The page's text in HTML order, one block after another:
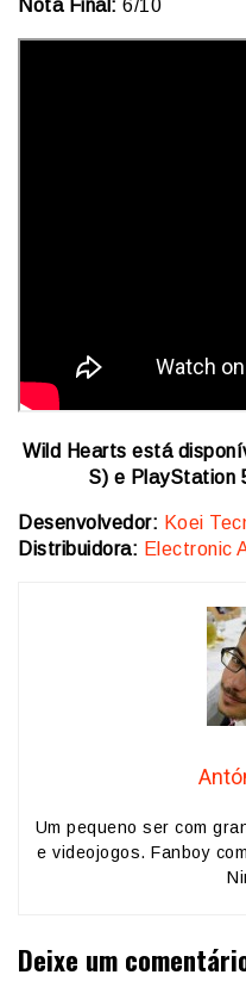
Nota Final: 6/10
Wild Hearts está
S) e PlayStation
Desenvolvedor: Koei
Distribuidora: Electronic
Um pequeno ser com
e videojogos. Fanboy
Deixe um